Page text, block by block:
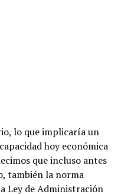
lo que implicaría un
hoy económica
que incluso antes
también la norma
Ley de Administración